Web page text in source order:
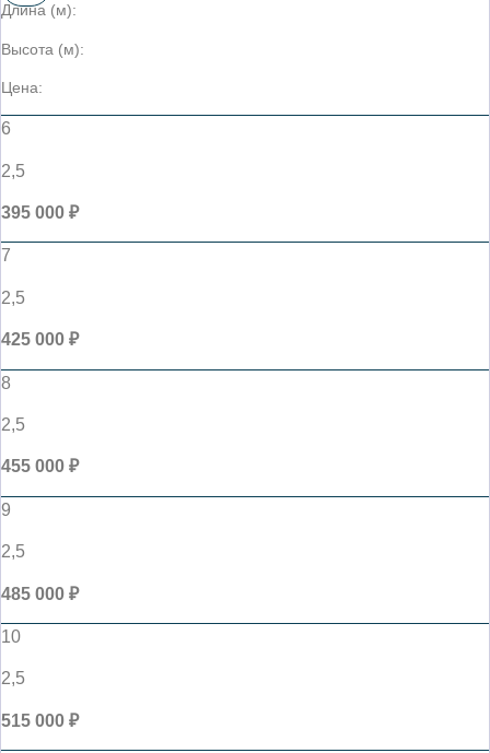
Длина (м):
Высота (м):
Цена:
6
2,5
395 000 ₽
7
2,5
425 000 ₽
8
2,5
455 000 ₽
9
2,5
485 000 ₽
10
2,5
515 000 ₽